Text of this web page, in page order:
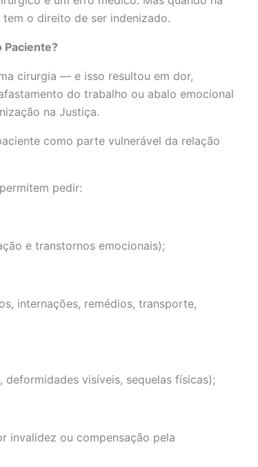
o direito de ser indenizado.
Paciente?
cirurgia — e isso resultou em dor,
do trabalho ou abalo emocional
na Justiça.
como parte vulnerável da relação
pedir:
e transtornos emocionais);
internações, remédios, transporte,
visíveis, sequelas físicas);
invalidez ou compensação pela